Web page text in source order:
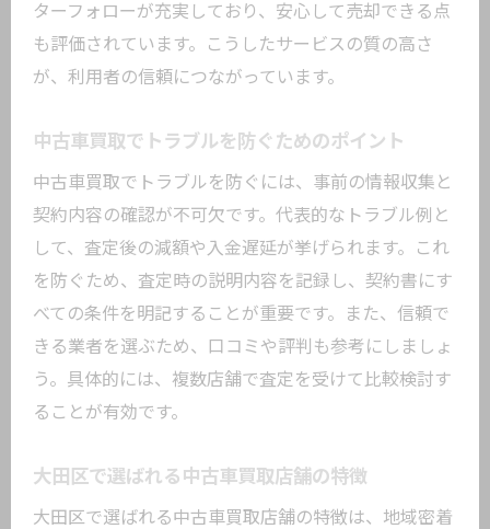
ターフォローが充実しており、安心して売却できる点
も評価されています。こうしたサービスの質の高さ
が、利用者の信頼につながっています。
中古車買取でトラブルを防ぐためのポイント
中古車買取でトラブルを防ぐには、事前の情報収集と
契約内容の確認が不可欠です。代表的なトラブル例と
して、査定後の減額や入金遅延が挙げられます。これ
を防ぐため、査定時の説明内容を記録し、契約書にす
べての条件を明記することが重要です。また、信頼で
きる業者を選ぶため、口コミや評判も参考にしましょ
う。具体的には、複数店舗で査定を受けて比較検討す
ることが有効です。
大田区で選ばれる中古車買取店舗の特徴
大田区で選ばれる中古車買取店舗の特徴は、地域密着